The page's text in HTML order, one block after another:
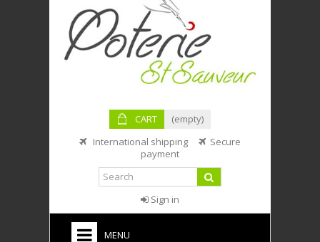
CART
(empty)
International shipping
Secure
payment
Sign in
MENU